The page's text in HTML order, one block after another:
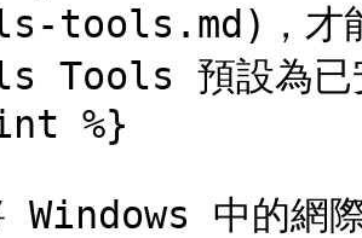
，才能
Tools 預設為已
%}
中的網